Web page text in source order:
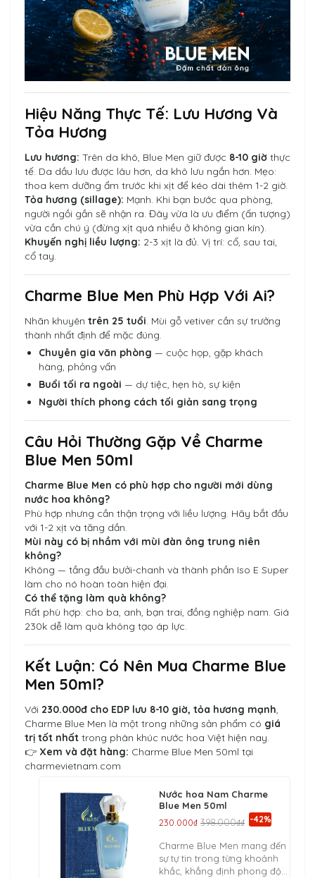
Hiệu Năng Thực Tế: Lưu Hương Và
Tỏa Hương
Lưu hương: Trên da khô, Blue Men giữ được 8-10 giờ thực
tế. Da dầu lưu được lâu hơn, da khô lưu ngắn hơn. Mẹo:
thoa kem dưỡng ẩm trước khi xịt để kéo dài thêm 1-2 giờ.
Tỏa hương (sillage): Mạnh. Khi bạn bước qua phòng,
người ngồi gần sẽ nhận ra. Đây vừa là ưu điểm (ấn tượng)
vừa cần chú ý (đừng xịt quá nhiều ở không gian kín).
Khuyến nghị liều lượng: 2-3 xịt là đủ. Vị trí: cổ, sau tai,
cổ tay.
Charme Blue Men Phù Hợp Với Ai?
Nhãn khuyên trên 25 tuổi. Mùi gỗ vetiver cần sự trưởng
thành nhất định để mặc đúng.
Chuyên gia văn phòng — cuộc họp, gặp khách
hàng, phỏng vấn
Buổi tối ra ngoài — dự tiệc, hẹn hò, sự kiện
Người thích phong cách tối giản sang trọng
Câu Hỏi Thường Gặp Về Charme
Blue Men 50ml
Charme Blue Men có phù hợp cho người mới dùng
nước hoa không?
Phù hợp nhưng cần thận trọng với liều lượng. Hãy bắt đầu
với 1-2 xịt và tăng dần.
Mùi này có bị nhầm với mùi đàn ông trung niên
không?
Không — tầng đầu bưởi-chanh và thành phần Iso E Super
làm cho nó hoàn toàn hiện đại.
Có thể tặng làm quà không?
Rất phù hợp: cho ba, anh, bạn trai, đồng nghiệp nam. Giá
230k dễ làm quà không tạo áp lực.
Kết Luận: Có Nên Mua Charme Blue
Men 50ml?
Với 230.000đ cho EDP lưu 8-10 giờ, tỏa hương mạnh,
Charme Blue Men là một trong những sản phẩm có giá
trị tốt nhất trong phân khúc nước hoa Việt hiện nay.
👉 Xem và đặt hàng: Charme Blue Men 50ml tại
charmevietnam.com
Nước hoa Nam Charme
Blue Men 50ml
230.000₫ 398.000₫₫ -42%
Charme Blue Men mang đến
sự tự tin trong từng khoảnh
khắc, khẳng định phong độ